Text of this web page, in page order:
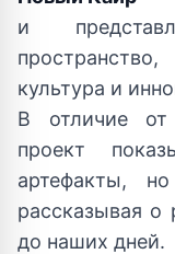
и
культура и
В отличие от
проект
артефакты,
рассказывая о
до наших дней.